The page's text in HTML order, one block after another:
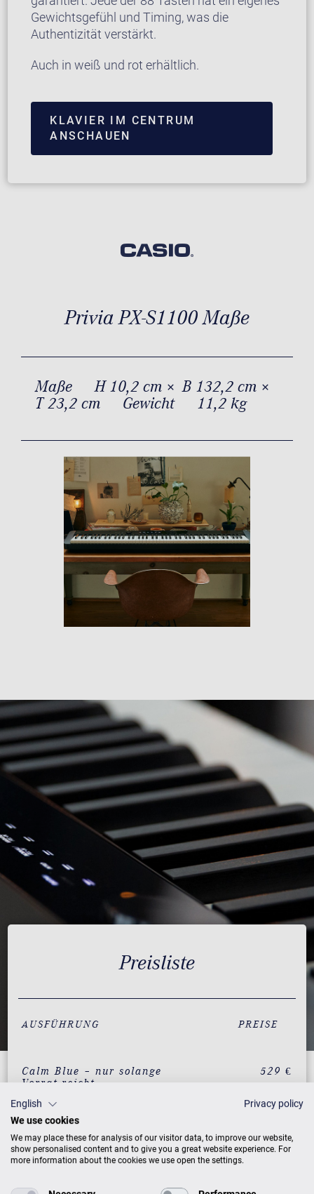
Gewichtsgefühl und Timing, was die
Authentizität verstärkt.
Auch in weiß und rot erhältlich.
KLAVIER IM CENTRUM
ANSCHAUEN
Privia PX-S1100 Maße
Maße
H 10,2 cm × B 132,2 cm ×
T 23,2 cm
Gewicht 11,2 kg
Preisliste
AUSFÜHRUNG PREISE
Calm Blue – nur solange
Vorrat reicht
529 €
Mellow Beige – nur
solange Vorrat reicht
529 €
Weiß 529 €
English
Privacy policy
We use cookies
We may place these for analysis of our visitor data, to improve our website,
show personalised content and to give you a great website experience. For
more information about the cookies we use open the settings.